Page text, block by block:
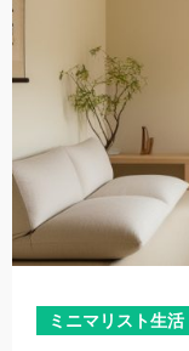
ミニマリスト生活